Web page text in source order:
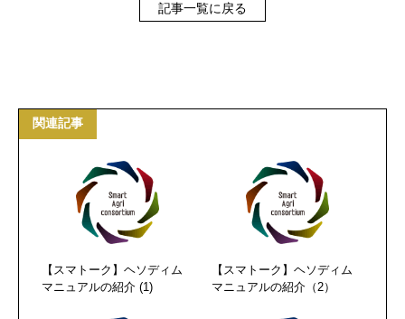
記事一覧に戻る
関連記事
【スマトーク】ヘソディム
マニュアルの紹介 (1)
【スマトーク】ヘソディム
マニュアルの紹介（2）